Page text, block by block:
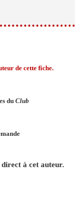
de cette fiche.
du Club
à cet auteur.